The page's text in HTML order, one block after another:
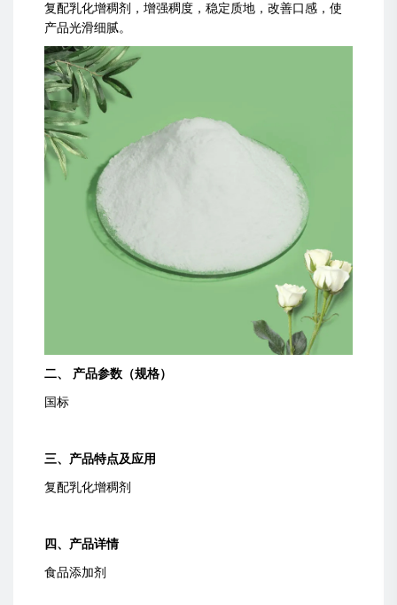
复配乳化增稠剂，增强稠度，稳定质地，改善口感，使
产品光滑细腻。
二、 产品参数（规格）
国标
三、产品特点及应用
复配乳化增稠剂
四、产品详情
食品添加剂